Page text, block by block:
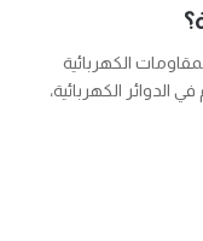
الكهربائية
الدوائر الكهربائية،